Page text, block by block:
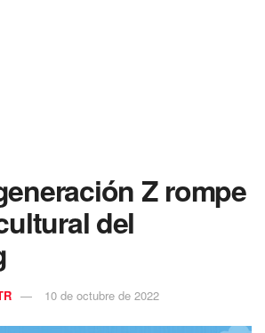
Z rompe
del
10 de octubre de 2022